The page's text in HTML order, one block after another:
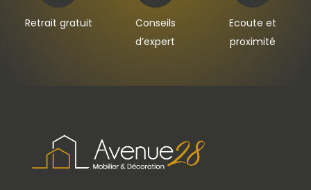
Retrait gratuit
Conseils
d’expert
Ecoute et
proximité